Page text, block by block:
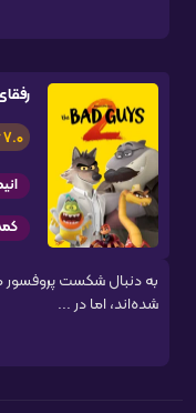
7.0
به دنبال شکست پروفسور
شده‌اند، اما در ...